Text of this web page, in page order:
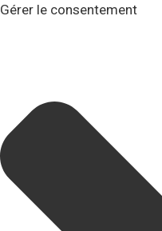
Gérer le consentement